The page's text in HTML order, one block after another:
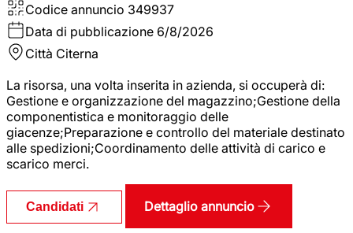
Codice annuncio 349937
Data di pubblicazione 6/8/2026
Città Citerna
La risorsa, una volta inserita in azienda, si occuperà di:
Gestione e organizzazione del magazzino;Gestione della
componentistica e monitoraggio delle
giacenze;Preparazione e controllo del materiale destinato
alle spedizioni;Coordinamento delle attività di carico e
scarico merci.
Candidati Dettaglio annuncio